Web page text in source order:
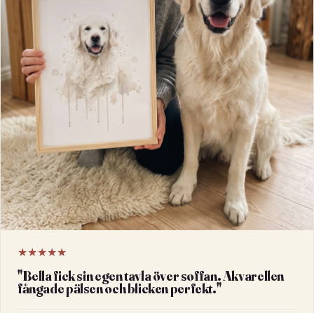
★★★★★
"Bella fick sin egen tavla över soffan. Akvarellen
fångade pälsen och blicken perfekt."